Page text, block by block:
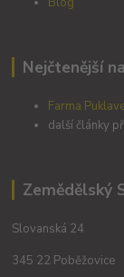
Nejčtenější
Farma
další články
Zemědělský
Slovanská 24
345 22 Poběžovice